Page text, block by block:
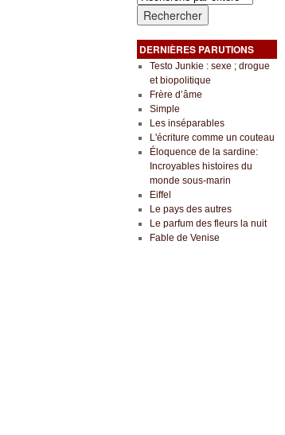
DERNIÈRES PARUTIONS
Testo Junkie : sexe ; drogue
et biopolitique
Frère d’âme
Simple
Les inséparables
L'écriture comme un couteau
Éloquence de la sardine:
Incroyables histoires du
monde sous-marin
Eiffel
Le pays des autres
Le parfum des fleurs la nuit
Fable de Venise